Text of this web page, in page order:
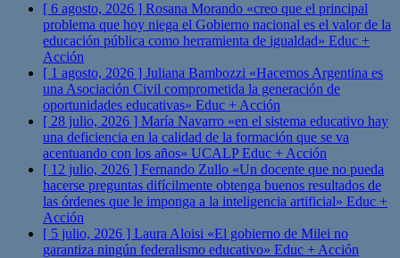
[ 6 agosto, 2026 ] Rosana Morando «creo que el principal
problema que hoy niega el Gobierno nacional es el valor de la
educación pública como herramienta de igualdad» Educ +
Acción
[ 1 agosto, 2026 ] Juliana Bambozzi «Hacemos Argentina es
una Asociación Civil comprometida la generación de
oportunidades educativas» Educ + Acción
[ 28 julio, 2026 ] María Navarro «en el sistema educativo hay
una deficiencia en la calidad de la formación que se va
acentuando con los años» UCALPEduc + Acción
[ 12 julio, 2026 ] Fernando Zullo «Un docente que no pueda
hacerse preguntas difícilmente obtenga buenos resultados de
las órdenes que le imponga a la inteligencia artificial» Educ +
Acción
[ 5 julio, 2026 ] Laura Aloisi «El gobierno de Milei no
garantiza ningún federalismo educativo» Educ + Acción